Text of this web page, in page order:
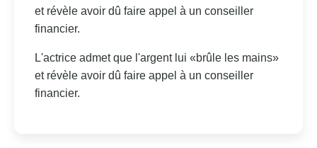
et révèle avoir dû faire appel à un conseiller
financier.
L'actrice admet que l'argent lui «brûle les mains»
et révèle avoir dû faire appel à un conseiller
financier.